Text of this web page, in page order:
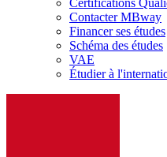
Contacter MBway
Financer ses études
Schéma des études
VAE
Étudier à